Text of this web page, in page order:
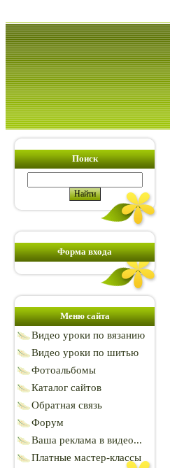
Поиск
Форма входа
Меню сайта
Видео уроки по вязанию
Видео уроки по шитью
Фотоальбомы
Каталог сайтов
Обратная связь
Форум
Ваша реклама в видео...
Платные мастер-классы